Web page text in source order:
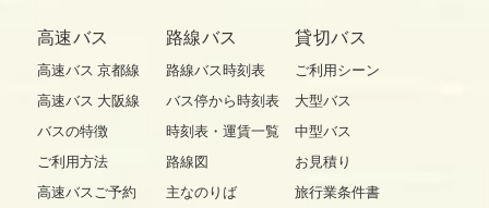
高速バス
高速バス 京都線
高速バス 大阪線
バスの特徴
ご利用方法
高速バスご予約
路線バス
路線バス時刻表
バス停から時刻表
時刻表・運賃一覧
路線図
主なのりば
貸切バス
ご利用シーン
大型バス
中型バス
お見積り
旅行業条件書